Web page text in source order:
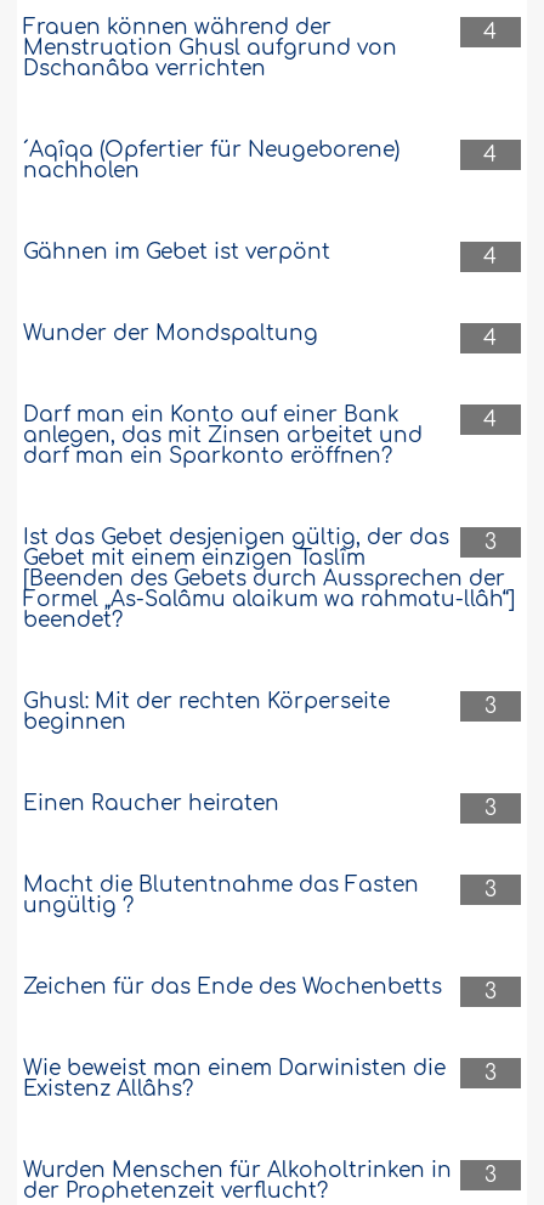
4
Frauen können während der
Menstruation Ghusl aufgrund von
Dschanâba verrichten
4
´Aqîqa (Opfertier für Neugeborene)
nachholen
4
Gähnen im Gebet ist verpönt
4
Wunder der Mondspaltung
4
Darf man ein Konto auf einer Bank
anlegen, das mit Zinsen arbeitet und
darf man ein Sparkonto eröffnen?
3
Ist das Gebet desjenigen gültig, der das
Gebet mit einem einzigen Taslîm
[Beenden des Gebets durch Aussprechen der
Formel „As-Salâmu alaikum wa rahmatu-llâh“]
beendet?
3
Ghusl: Mit der rechten Körperseite
beginnen
3
Einen Raucher heiraten
3
Macht die Blutentnahme das Fasten
ungültig ?
3
Zeichen für das Ende des Wochenbetts
3
Wie beweist man einem Darwinisten die
Existenz Allâhs?
3
Wurden Menschen für Alkoholtrinken in
der Prophetenzeit verflucht?